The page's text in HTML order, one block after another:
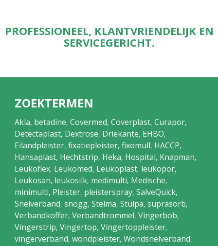
PROFESSIONEEL, KLANTVRIENDELIJK EN
SERVICEGERICHT.
ZOEKTERMEN
Akla, betadine, Covermed, Coverplast, Curapor,
Detectaplast, Dextrose, Driekante, EHBO,
Eilandpleister, fixatiepleister, fixomull, HACCP,
Hansaplast, Hechtstrip, Heka, Hospital, Knapman,
Leukoflex, Leukomed, Leukoplast, leukopor,
Leukosan, leukosilk, medimulti, Medische,
minimulti, Pleister, pleisterspray, SalveQuick,
Snelverband, snogg, Stelma, Stulpa, suprasorb,
Verbandkoffer, Verbandtrommel, Vingerbob,
Vingerstrip, Vingertop, Vingertoppleister,
vingerverband, wondpleister, Wondsnelverband,